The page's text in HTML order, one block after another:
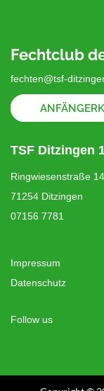
Fechtclub
fechten@tsf-
TSF Ditzingen
Ringwiesenstraße 14
71254 Ditzingen
07156 7781
Impressum
Datenschutz
Follow us